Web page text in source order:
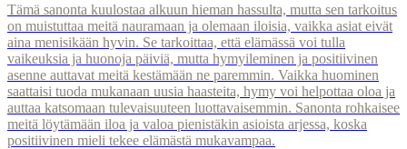
Tämä sanonta kuulostaa alkuun hieman hassulta, mutta sen tarkoitus
on muistuttaa meitä nauramaan ja olemaan iloisia, vaikka asiat eivät
aina menisikään hyvin. Se tarkoittaa, että elämässä voi tulla
vaikeuksia ja huonoja päiviä, mutta hymyileminen ja positiivinen
asenne auttavat meitä kestämään ne paremmin. Vaikka huominen
saattaisi tuoda mukanaan uusia haasteita, hymy voi helpottaa oloa ja
auttaa katsomaan tulevaisuuteen luottavaisemmin. Sanonta rohkaisee
meitä löytämään iloa ja valoa pienistäkin asioista arjessa, koska
positiivinen mieli tekee elämästä mukavampaa.